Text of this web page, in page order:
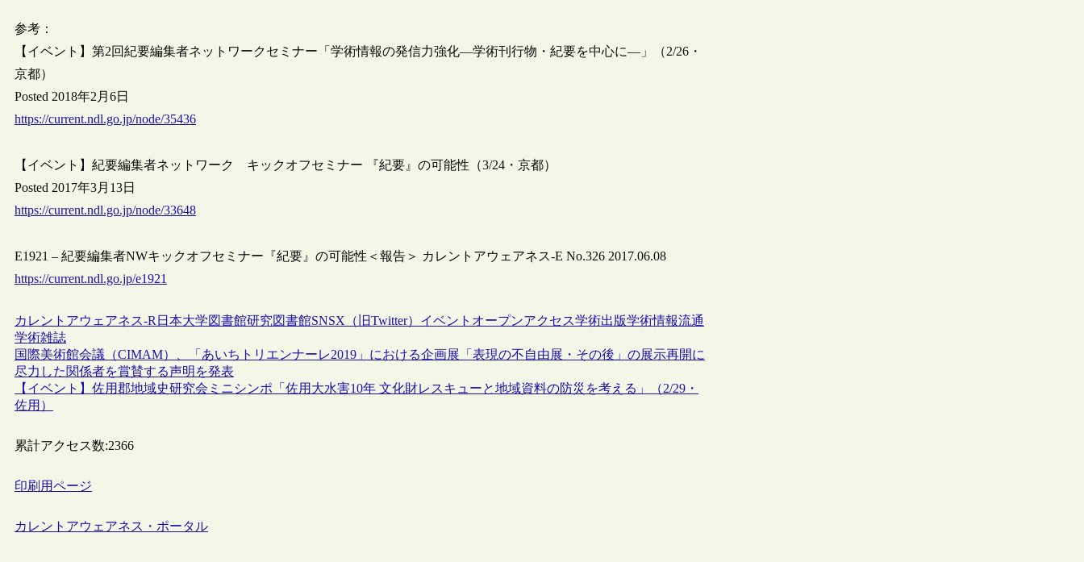
参考：
【イベント】第2回紀要編集者ネットワークセミナー「学術情報の発信力強化―学術刊行物・紀要を中心に―」（2/26・
京都）
Posted 2018年2月6日
https://current.ndl.go.jp/node/35436
【イベント】紀要編集者ネットワーク キックオフセミナー 『紀要』の可能性（3/24・京都）
Posted 2017年3月13日
https://current.ndl.go.jp/node/33648
E1921 – 紀要編集者NWキックオフセミナー『紀要』の可能性＜報告＞ カレントアウェアネス-E No.326 2017.06.08
https://current.ndl.go.jp/e1921
カレントアウェアネス-R 日本大学図書館研究図書館SNSX（旧Twitter） イベント オープンアクセス学術出版学術情報流通
学術雑誌
国際美術館会議（CIMAM）、「あいちトリエンナーレ2019」における企画展「表現の不自由展・その後」の展示再開に
尽力した関係者を賞賛する声明を発表
【イベント】佐用郡地域史研究会ミニシンポ「佐用大水害10年 文化財レスキューと地域資料の防災を考える」（2/29・
佐用）
累計アクセス数:2366
印刷用ページ
カレントアウェアネス・ポータル